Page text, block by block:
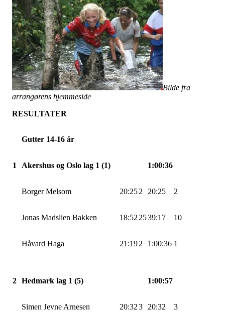
Bilde fra
arrangørens hjemmeside
RESULTATER
Gutter 14-16 år
1 Akershus og Oslo lag 1 (1) 1:00:36
BorgerMelsom 20:252 20:25 2
Jonas Madslien Bakken 18:52 2539:17 10
Håvard Haga 21:192 1:00:36 1
2 Hedmark lag 1 (5) 1:00:57
Simen Jevne Arnesen 20:323 20:32 3